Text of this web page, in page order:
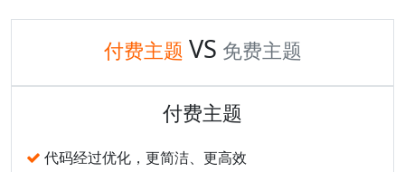
付费主题 VS 免费主题
付费主题
代码经过优化，更简洁、更高效